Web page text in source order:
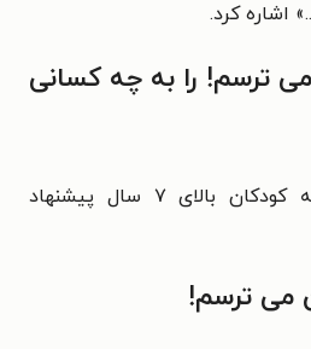
اشاره کرد.
ترسم! را به چه کسانی
خواندن این کتاب را به کودکان بالای ۷ سال پیشنهاد
می ترسم!